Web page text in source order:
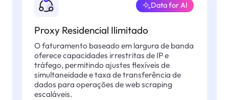
Proxy Residencial Ilimitado
Data for AI
O faturamento baseado em largura de banda
oferece capacidades irrestritas de IP e
tráfego, permitindo ajustes flexíveis de
simultaneidade e taxa de transferência de
dados para operações de web scraping
escaláveis.